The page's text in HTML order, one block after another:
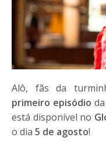
Alô, fãs da
primeiro episódio
está disponível no
o dia5 de agosto!